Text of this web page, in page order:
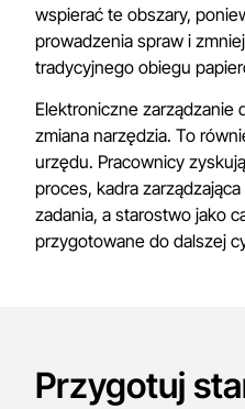
wspierać te obszary,
prowadzenia spraw i
tradycyjnego obiegu
Elektroniczne zarządzanie
zmiana narzędzia. To
urzędu. Pracownicy
proces, kadra
zadania, a starostwo jako
przygotowane do dalszej
Przygotuj